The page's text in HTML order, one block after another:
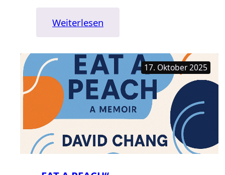
Weiterlesen
„Ich
dich
reich,
glücklich
und
schön“
Willkommen
auf
der
17. Oktober 2025